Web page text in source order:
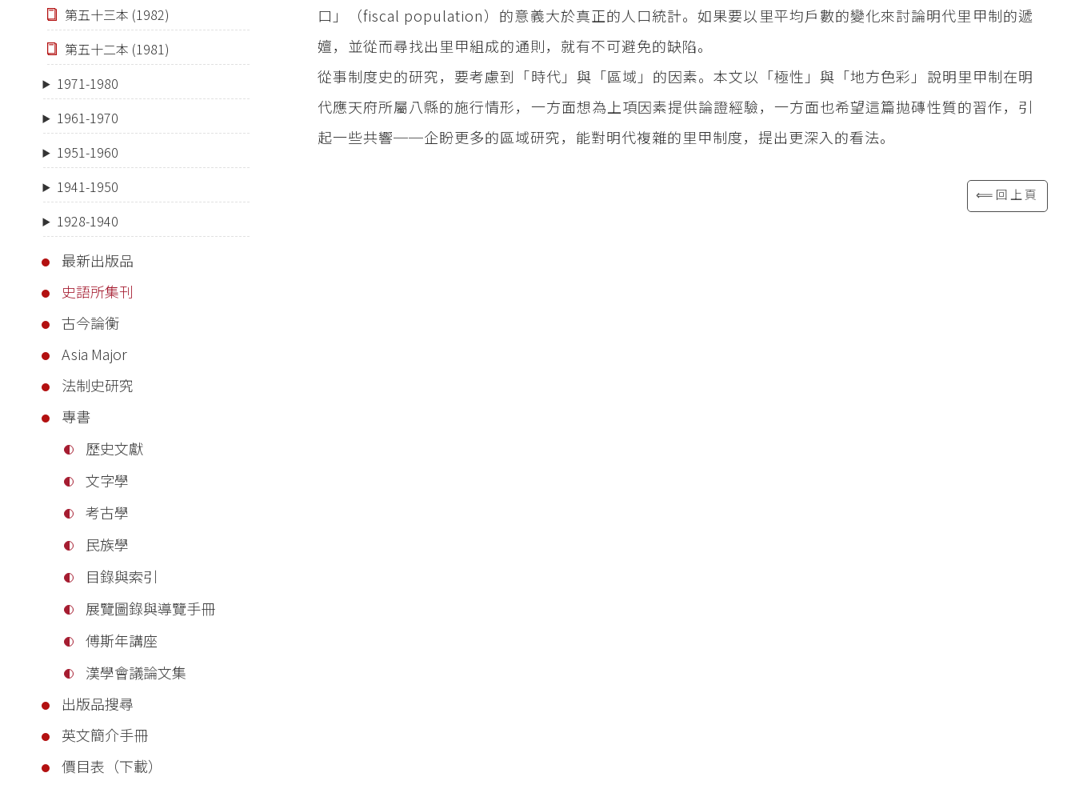
第五十三本 (1982)
第五十二本 (1981)
1971-1980
1961-1970
1951-1960
1941-1950
1928-1940
最新出版品
史語所集刊
古今論衡
Asia Major
法制史研究
專書
歷史文獻
文字學
考古學
民族學
目錄與索引
展覽圖錄與導覽手冊
傅斯年講座
漢學會議論文集
出版品搜尋
英文簡介手冊
價目表（下載）
口」（fiscal population）的意義大於真正的人口統計。如果要以里平均戶數的變化來討論明代里甲制的遞
嬗，並從而尋找出里甲組成的通則，就有不可避免的缺陷。
從事制度史的研究，要考慮到「時代」與「區域」的因素。本文以「極性」與「地方色彩」說明里甲制在明
代應天府所屬八縣的施行情形，一方面想為上項因素提供論證經驗，一方面也希望這篇拋磚性質的習作，引
起一些共響──企盼更多的區域研究，能對明代複雜的里甲制度，提出更深入的看法。
⟸回上頁